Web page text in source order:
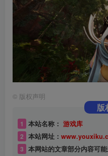
© 版权声明
版
1 本站名称： 游戏库
2 本站网址：
3 本网站的文章部分内容可